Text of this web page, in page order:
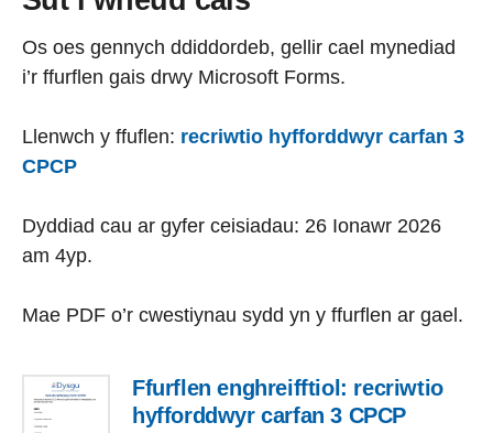
Os oes gennych ddiddordeb, gellir cael mynediad
i’r ffurflen gais drwy Microsoft Forms.
Llenwch y ffuflen: recriwtio hyfforddwyr carfan 3
CPCP
Dyddiad cau ar gyfer ceisiadau: 26 Ionawr 2026
am 4yp.
Mae PDF o’r cwestiynau sydd yn y ffurflen ar gael.
Ffurflen enghreifftiol: recriwtio
hyfforddwyr carfan 3 CPCP